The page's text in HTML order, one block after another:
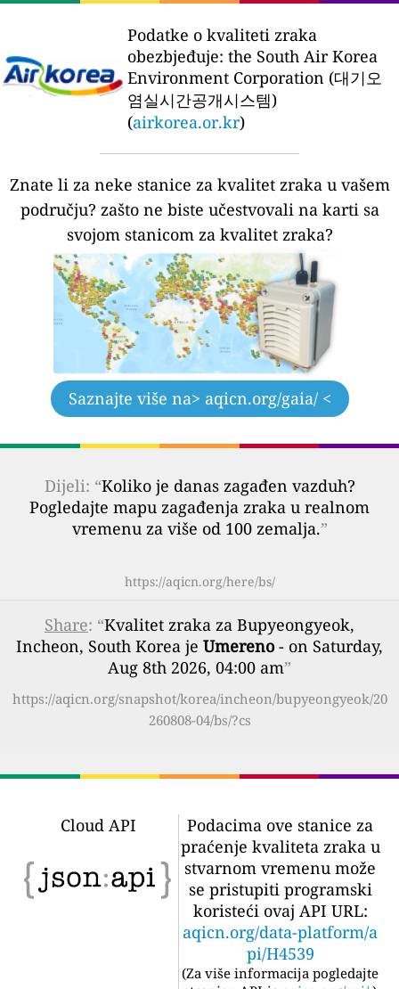
Podatke o kvaliteti zraka
obezbjeđuje: the South Air Korea
Environment Corporation (대기오
염실시간공개시스템)
(airkorea.or.kr)
Znate li za neke stanice za kvalitet zraka u vašem
području? zašto ne biste učestvovali na karti sa
svojom stanicom za kvalitet zraka?
Saznajte više na> aqicn.org/gaia/ <
Dijeli: “Koliko je danas zagađen vazduh?
Pogledajte mapu zagađenja zraka u realnom
vremenu za više od 100 zemalja.”
https://aqicn.org/here/bs/
Share: “Kvalitet zraka za Bupyeongyeok,
Incheon, South Korea je Umereno- on Saturday,
Aug 8th 2026, 04:00 am”
https://aqicn.org/snapshot/korea/incheon/bupyeongyeok/20
260808-04/bs/?cs
Cloud API
Podacima ove stanice za
praćenje kvaliteta zraka u
stvarnom vremenu može
se pristupiti programski
koristeći ovaj API URL:
aqicn.org/data-platform/a
pi/H4539
(Za više informacija pogledajte